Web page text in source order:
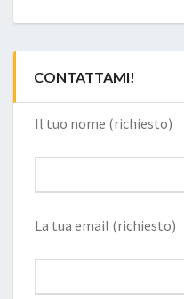
CONTATTAMI!
Il tuo nome (richiesto)
La tua email (richiesto)